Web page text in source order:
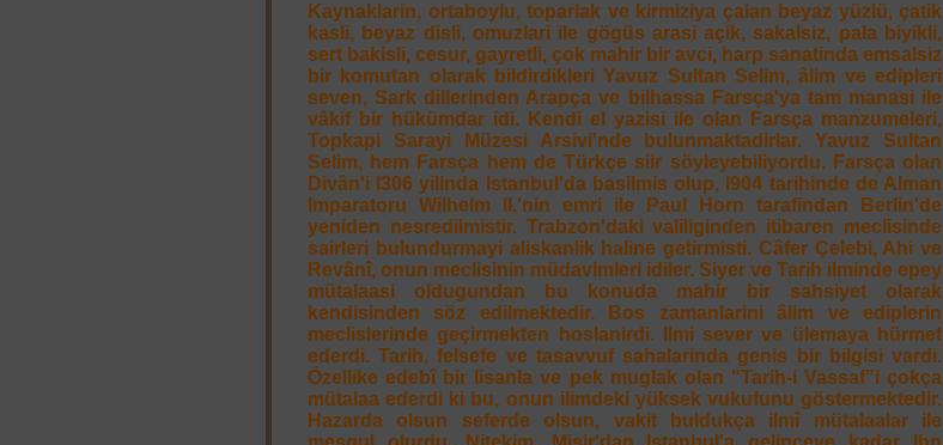
Kaynaklarin, ortaboylu, toparlak ve kirmiziya çalan beyaz yüzlü, çatik
kasli, beyaz disli, omuzlari ile gögüs arasi açik, sakalsiz, pala biyikli,
sert bakisli, cesur, gayretli, çok mahir bir avci, harp sanatinda emsalsiz
bir komutan olarak bildirdikleri Yavuz Sultan Selim, âlim ve edipleri
seven, Sark dillerinden Arapça ve bilhassa Farsça'ya tam manasi ile
vâkif bir hükümdar idi. Kendi el yazisi ile olan Farsça manzumeleri,
Topkapi Sarayi Müzesi Arsivi'nde bulunmaktadirlar. Yavuz Sultan
Selim, hem Farsça hem de Türkçe siir söyleyebiliyordu. Farsça olan
Divân'i l306 yilinda Istanbul'da basilmis olup, l904 tarihinde de Alman
Imparatoru Wilhelm II.'nin emri ile Paul Horn tarafindan Berlin'de
yeniden nesredilmistir. Trabzon'daki valiliginden itibaren meclisinde
sairleri bulundurmayi aliskanlik haline getirmisti. Câfer Çelebi, Ahi ve
Revânî, onun meclisinin müdavimleri idiler. Siyer ve Tarih ilminde epey
mütalaasi oldugundan bu konuda mahir bir sahsiyet olarak
kendisinden söz edilmektedir. Bos zamanlarini âlim ve ediplerin
meclislerinde geçirmekten hoslanirdi. Ilmi sever ve ülemaya hürmet
ederdi. Tarih, felsefe ve tasavvuf sahalarinda genis bir bilgisi vardi.
Özellike edebî bir lisanla ve pek muglak olan "Tarih-i Vassaf"i çokça
mütalaa ederdi ki bu, onun ilimdeki yüksek vukufunu göstermektedir.
Hazarda olsun seferde olsun, vakit buldukça ilmî mütalaalar ile